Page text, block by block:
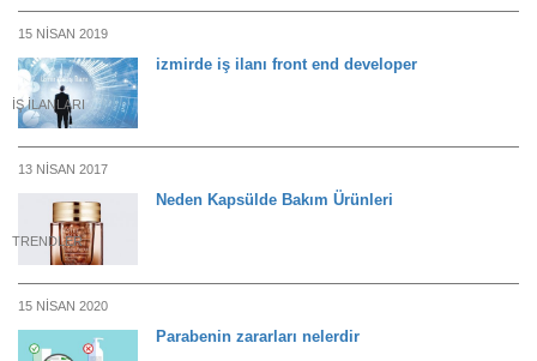
15 NISAN 2019
İŞ ILANLARI
izmirde iş ilanı front end developer
13 NISAN 2017
TRENDLER
Neden Kapsülde Bakım Ürünleri
15 NISAN 2020
Parabenin zararları nelerdir